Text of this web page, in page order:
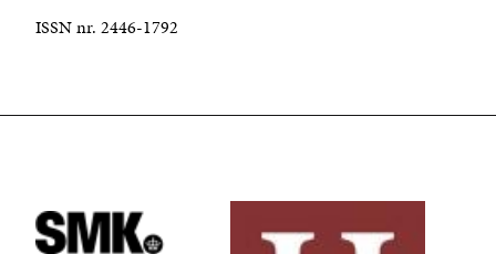
ISSN nr. 2446-1792